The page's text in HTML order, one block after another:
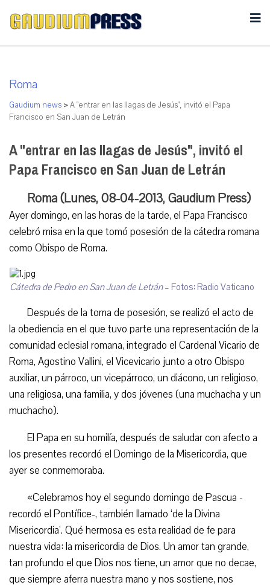
Roma
Gaudium news >A "entrar en las llagas de Jesús", invitó el Papa
Francisco en San Juan de Letrán
A "entrar en las llagas de Jesús", invitó el
Papa Francisco en San Juan de Letrán
Roma (Lunes, 08-04-2013, Gaudium Press)
Ayer domingo, en las horas de la tarde, el Papa Francisco
celebró misa en la que tomó posesión de la cátedra romana
como Obispo de Roma.
Cátedra de Pedro en San Juan de Letrán– Fotos: Radio Vaticano
Después de la toma de posesión, se realizó el acto de
la obediencia en el que tuvo parte una representación de la
comunidad eclesial romana, integrado el Cardenal Vicario de
Roma, Agostino Vallini, el Vicevicario junto a otro Obispo
auxiliar, un párroco, un vicepárroco, un diácono, un religioso,
una religiosa, una familia, y dos jóvenes (una muchacha y un
muchacho).
El Papa en su homilía, después de saludar con afecto a
los presentes recordó el Domingo de la Misericordia, que
ayer se conmemoraba.
«Celebramos hoy el segundo domingo de Pascua -
recordó el Pontífice-, también llamado ‘de la Divina
Misericordia’. Qué hermosa es esta realidad de fe para
nuestra vida: la misericordia de Dios. Un amor tan grande,
tan profundo el que Dios nos tiene, un amor que no decae,
que siempre aferra nuestra mano y nos sostiene, nos